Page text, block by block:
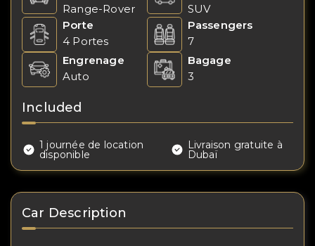
Range-Rover
SUV
Porte
4 Portes
Passengers
7
Engrenage
Auto
Bagage
3
Included
1 journée de location
disponible
Livraison gratuite à
Dubaï
Car Description